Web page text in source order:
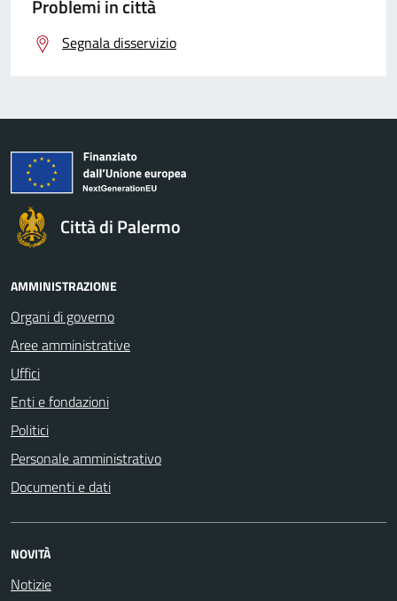
Problemi in città
Segnala disservizio
Città di Palermo
AMMINISTRAZIONE
Organi di governo
Aree amministrative
Uffici
Enti e fondazioni
Politici
Personale amministrativo
Documenti e dati
NOVITÀ
Notizie